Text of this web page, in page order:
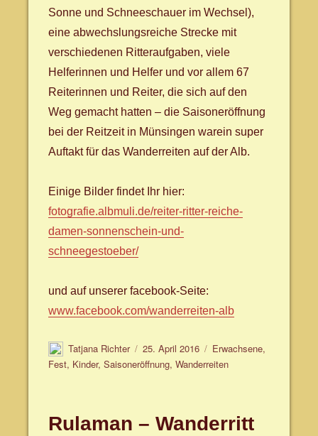
Sonne und Schneeschauer im Wechsel),
eine abwechslungsreiche Strecke mit
verschiedenen Ritteraufgaben, viele
Helferinnen und Helfer und vor allem 67
Reiterinnen und Reiter, die sich auf den
Weg gemacht hatten – die Saisoneröffnung
bei der Reitzeit in Münsingen warein super
Auftakt für das Wanderreiten auf der Alb.
Einige Bilder findet Ihr hier:
fotografie.albmuli.de/­reiter-ritter-reiche-
damen-sonnenschein-und-
schneegestoeber/­
und auf unserer facebook-Seite:
www.facebook.com/­wanderreiten-alb
Autor
Tatjana Richter
Veröffentlicht
am
25. April 2016 Schlagwörter
Erwachsene,
Fest, Kinder,Saisoneröffnung,Wanderreiten
Rulaman – Wanderritt